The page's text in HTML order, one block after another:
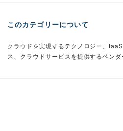
このカテゴリーについて
クラウドを実現するテクノロジー、
ス、クラウドサービスを提供するベンダ